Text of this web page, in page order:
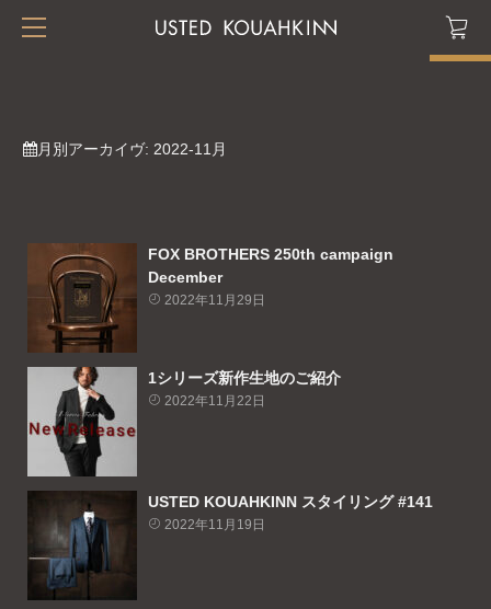
月別アーカイヴ: 2022-11月
FOX BROTHERS 250th campaign
December
2022年11月29日
1シリーズ新作生地のご紹介
2022年11月22日
USTED KOUAHKINN スタイリング #141
2022年11月19日